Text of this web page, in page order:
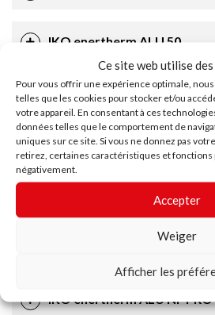
Ce site web utilise
Pour vous offrir une expérience optimale,
telles que les cookies pour stocker et/ou
votre appareil. En consentant à ces
données telles que le comportement de
uniques sur ce site. Si vous ne donnez pas
retirez, certaines caractéristiques et fonctions
négativement.
Accepter
Weiger
Afficher les
IKO enertherm ALU 50
IKO enertherm ALU F4
IKO enertherm ALU FB
IKO enertherm ALU LEVEL
IKO ENERTHERM ALU NF AS
IKO enertherm ALU NF PRO